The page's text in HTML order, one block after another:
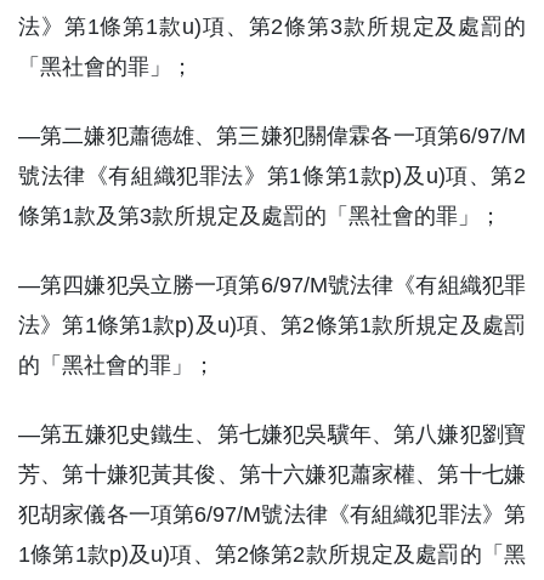
法》第1條第1款u)項、第2條第3款所規定及處罰的
「黑社會的罪」；
—第二嫌犯蕭德雄、第三嫌犯關偉霖各一項第6/97/M
號法律《有組織犯罪法》第1條第1款p)及u)項、第2
條第1款及第3款所規定及處罰的「黑社會的罪」；
—第四嫌犯吳立勝一項第6/97/M號法律《有組織犯罪
法》第1條第1款p)及u)項、第2條第1款所規定及處罰
的「黑社會的罪」；
—第五嫌犯史鐵生、第七嫌犯吳驥年、第八嫌犯劉寶
芳、第十嫌犯黃其俊、第十六嫌犯蕭家權、第十七嫌
犯胡家儀各一項第6/97/M號法律《有組織犯罪法》第
1條第1款p)及u)項、第2條第2款所規定及處罰的「黑